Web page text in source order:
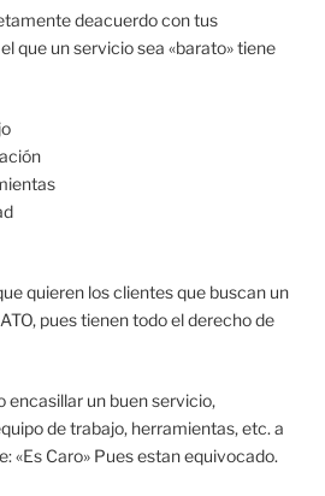
deacuerdo con tus
que un servicio sea «barato» tiene
quieren los clientes que buscan un
pues tienen todo el derecho de
encasillar un buen servicio,
de trabajo, herramientas, etc. a
«Es Caro» Pues estan equivocado.